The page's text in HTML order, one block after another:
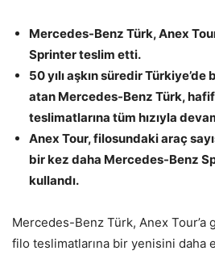
Mercedes-Benz Türk, Anex
Sprinter teslim etti.
50 yılı aşkın süredir
atan Mercedes-Benz Türk,
teslimatlarına tüm hızıyla
Anex Tour, filosundaki araç
bir kez daha Mercedes-Benz
kullandı.
Mercedes-Benz Türk, Anex Tour’a
filo teslimatlarına bir yenisini daha